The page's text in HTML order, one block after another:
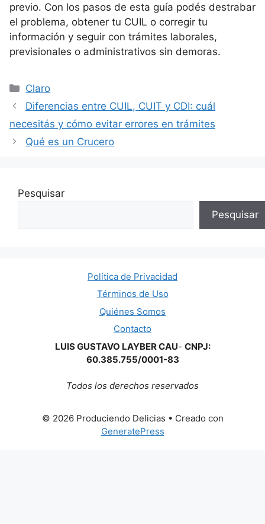
previo. Con los pasos de esta guía podés destrabar
el problema, obtener tu CUIL o corregir tu
información y seguir con trámites laborales,
previsionales o administrativos sin demoras.
Categorías
Claro
Diferencias entre CUIL, CUIT y CDI: cuál
necesitás y cómo evitar errores en trámites
Qué es un Crucero
Pesquisar
Pesquisar
Política de Privacidad
Términos de Uso
Quiénes Somos
Contacto
LUIS GUSTAVO LAYBER CAU- CNPJ:
60.385.755/0001-83
Todos los derechos reservados
© 2026 Produciendo Delicias • Creado con
GeneratePress